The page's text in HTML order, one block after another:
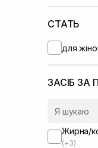
Usolab
VT
СТАТЬ
для
ЗАСІБ ЗА
Жирна/
(+3)